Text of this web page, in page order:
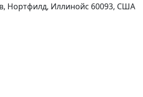
Нортфилд, Иллинойс 60093, США